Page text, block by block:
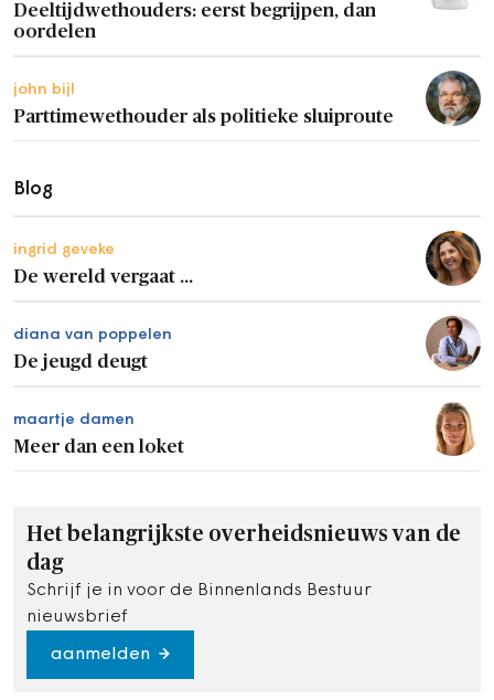
Deeltijdwethouders: eerst begrijpen, dan
oordelen
john bijl
Parttimewethouder als politieke sluiproute
Blog
ingrid geveke
De wereld vergaat ...
diana van poppelen
De jeugd deugt
maartje damen
Meer dan een loket
Het belangrijkste overheidsnieuws van de
dag
Schrijf je in voor de Binnenlands Bestuur
nieuwsbrief
aanmelden